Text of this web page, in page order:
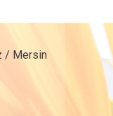
/ Mersin